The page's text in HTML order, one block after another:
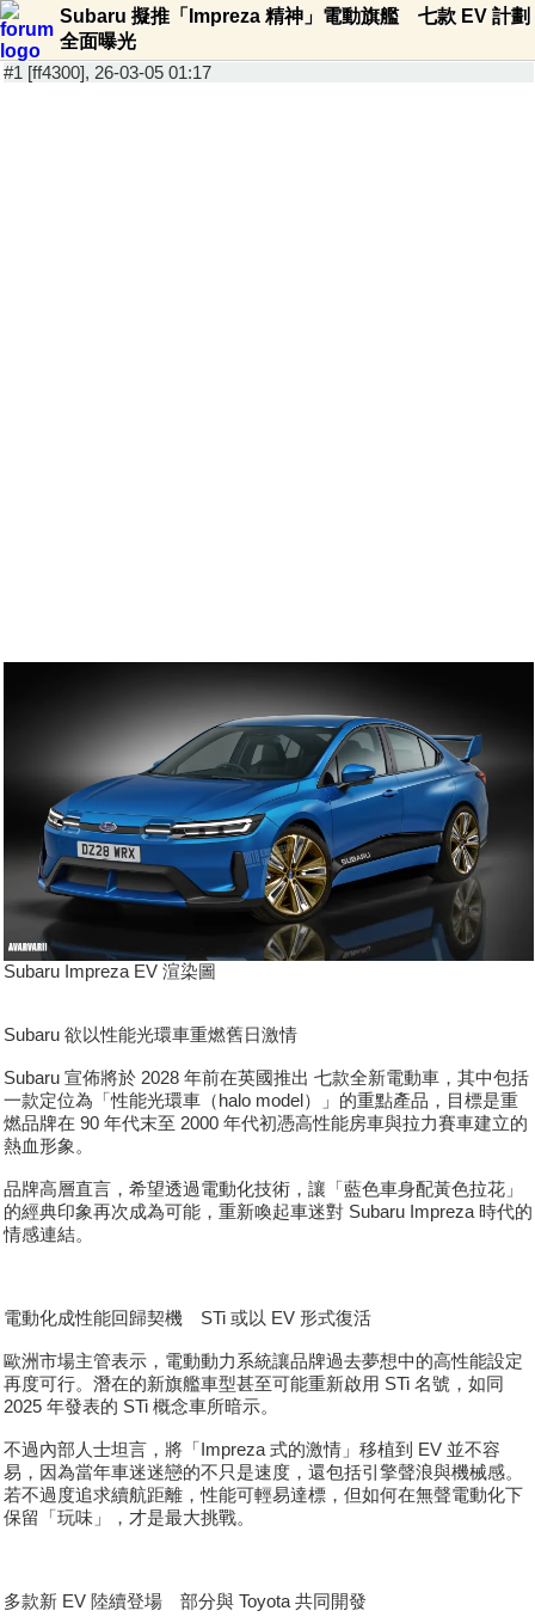
Subaru 擬推「Impreza 精神」電動旗艦 七款 EV 計劃
全面曝光
#1 [ff4300], 26-03-05 01:17
Subaru Impreza EV 渲染圖
Subaru 欲以性能光環車重燃舊日激情
Subaru 宣佈將於 2028 年前在英國推出 七款全新電動車，其中包括
一款定位為「性能光環車（halo model）」的重點產品，目標是重
燃品牌在 90 年代末至 2000 年代初憑高性能房車與拉力賽車建立的
熱血形象。
品牌高層直言，希望透過電動化技術，讓「藍色車身配黃色拉花」
的經典印象再次成為可能，重新喚起車迷對 Subaru Impreza 時代的
情感連結。
電動化成性能回歸契機 STi 或以 EV 形式復活
歐洲市場主管表示，電動動力系統讓品牌過去夢想中的高性能設定
再度可行。潛在的新旗艦車型甚至可能重新啟用 STi 名號，如同
2025 年發表的 STi 概念車所暗示。
不過內部人士坦言，將「Impreza 式的激情」移植到 EV 並不容
易，因為當年車迷迷戀的不只是速度，還包括引擎聲浪與機械感。
若不過度追求續航距離，性能可輕易達標，但如何在無聲電動化下
保留「玩味」，才是最大挑戰。
多款新 EV 陸續登場 部分與 Toyota 共同開發